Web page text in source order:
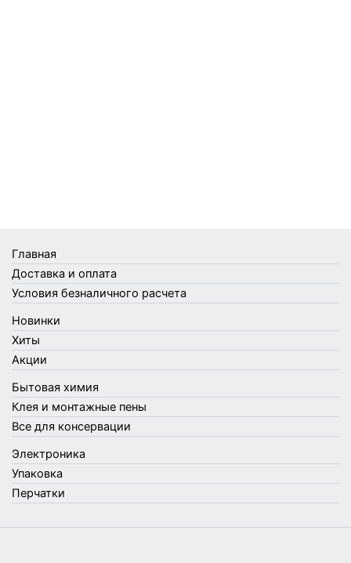
Товары для кухни
Товары для сада и огорода
Товары для туризма и отдыха
Упаковка
Утеплители и прочее
Фонари, лампы и удлинители
Хозяйственные товары
Швабры, стекломои, черенки и насадки
Шнуры, веревки и шпагаты
Электроника
Элементы питания
Главная
Доставка и оплата
Условия безналичного расчета
Новинки
Хиты
Акции
Бытовая химия
Клея и монтажные пены
Все для консервации
Электроника
Упаковка
Перчатки